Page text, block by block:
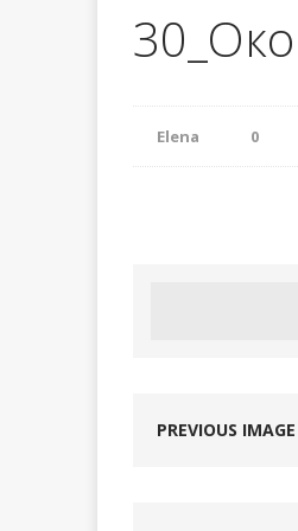
[
Elena 0
PREVIOUS IMAGE